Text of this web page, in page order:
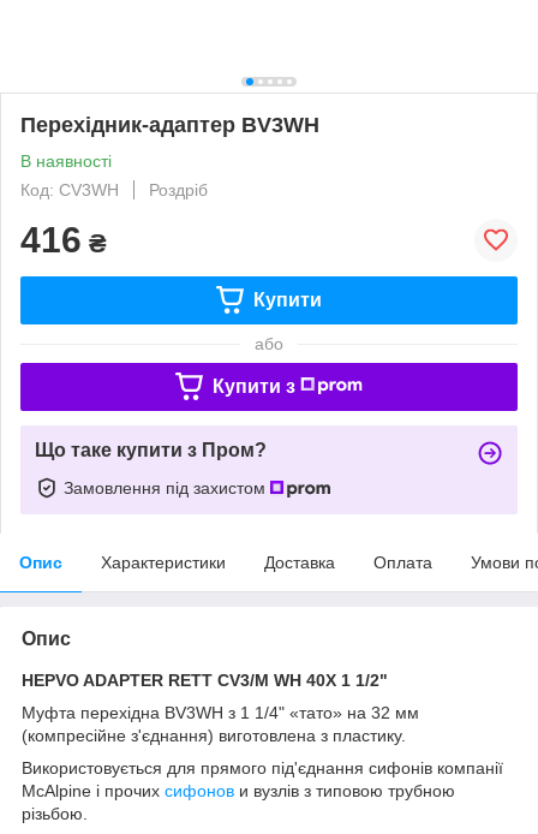
Перехідник-адаптер BV3WH
В наявності
Код: CV3WH
Роздріб
416 ₴
Купити
або
Купити з
Що таке купити з Пром?
Замовлення під захистом
Опис Характеристики Доставка Оплата Умови
Опис
HEPVO ADAPTER RETT CV3/M WH 40X 1 1/2"
Муфта перехідна BV3WH з 1 1/4" «тато» на 32 мм
(компресійне з'єднання) виготовлена з пластику.
Використовується для прямого під'єднання сифонів компанії
McAlpine і прочих сифонов и вузлів з типовою трубною
різьбою.